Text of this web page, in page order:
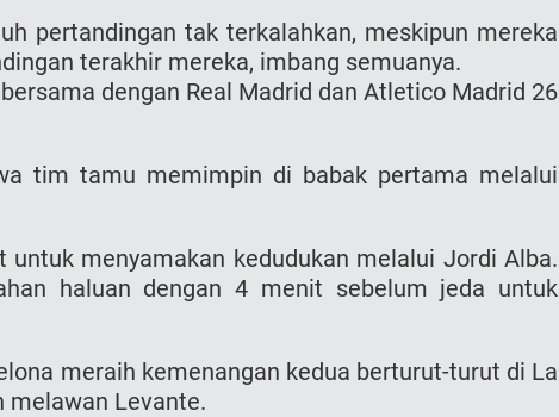
pertandingan tak terkalahkan, meskipun mereka
terakhir mereka, imbang semuanya.
dengan Real Madrid dan Atletico Madrid 26
tim tamu memimpin di babak pertama melalui
menyamakan kedudukan melalui Jordi Alba.
haluan dengan 4 menit sebelum jeda untuk
meraih kemenangan kedua berturut-turut di La
melawan Levante.